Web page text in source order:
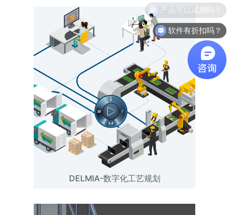
DELMIA-数字化工艺规划
软件有折扣吗？